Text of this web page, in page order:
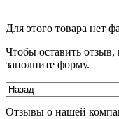
Для этого товара нет
Чтобы оставить
заполните форму.
Отзывы о нашей